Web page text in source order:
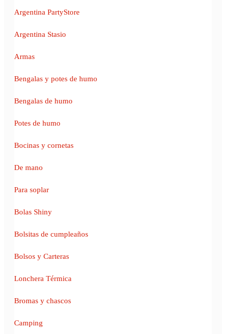
Argentina PartyStore
Argentina Stasio
Armas
Bengalas y potes de humo
Bengalas de humo
Potes de humo
Bocinas y cornetas
De mano
Para soplar
Bolas Shiny
Bolsitas de cumpleaños
Bolsos y Carteras
Lonchera Térmica
Bromas y chascos
Camping